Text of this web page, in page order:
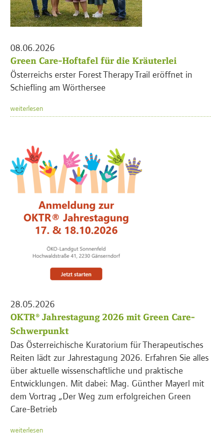
08.06.2026
Green Care-Hoftafel für die Kräuterlei
Österreichs erster Forest Therapy Trail eröffnet in
Schiefling am Wörthersee
weiterlesen
28.05.2026
OKTR® Jahrestagung 2026 mit Green Care-
Schwerpunkt
Das Österreichische Kuratorium für Therapeutisches
Reiten lädt zur Jahrestagung 2026. Erfahren Sie alles
über aktuelle wissenschaftliche und praktische
Entwicklungen. Mit dabei: Mag. Günther Mayerl mit
dem Vortrag „Der Weg zum erfolgreichen Green
Care-Betrieb
weiterlesen